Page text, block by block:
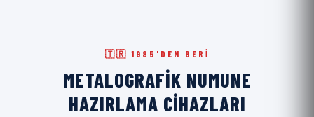
🇹🇷 1985'DEN BERI
METALOGRAFIK NUMUNE
HAZIRLAMA CIHAZLARI